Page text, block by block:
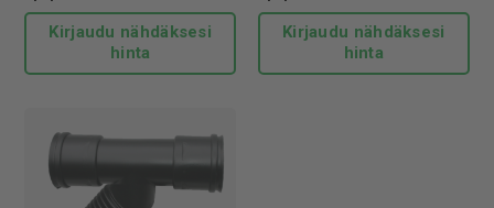
Kirjaudu nähdäksesi
hinta
Kirjaudu nähdäksesi
hinta